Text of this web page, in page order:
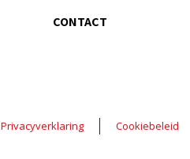
CONTACT
Privacyverklaring Cookiebeleid